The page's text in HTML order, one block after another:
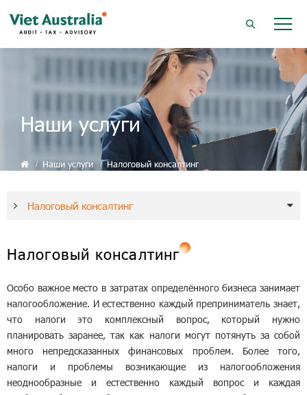
Наши услуги
Наши услуги Налоговый консалтинг
Налоговый консалтинг
Налоговый консалтинг
Особо важное место в затратах определённого бизнеса занимает
налогообложение. И естественно каждый преприниматель знает,
что налоги это комплексный вопрос, который нужно
планировать заранее, так как налоги могут потянуть за собой
много непредсказанных финансовых проблем. Более того,
налоги и проблемы возникающие из налогообложения
неоднообразные и естественно каждый вопрос и каждая